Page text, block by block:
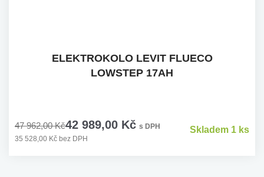
ELEKTROKOLO LEVIT FLUECO
LOWSTEP 17AH
47 962,00 Kč42 989,00 Kč s DPH
35 528,00 Kč bez DPH
Skladem 1 ks